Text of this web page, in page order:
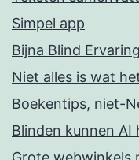
Simpel app
Bijna Blind Ervaring
Niet alles is wat
Boekentips, niet-
Blinden kunnen AI